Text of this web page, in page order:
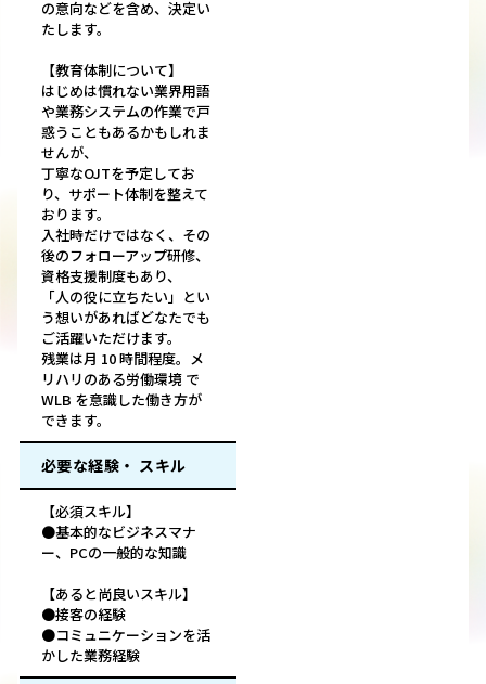
の意向などを含め、決定い
たします。
【教育体制について】
はじめは慣れない業界用語
や業務システムの作業で戸
惑うこともあるかもしれま
せんが、
丁寧なOJTを予定してお
り、サポート体制を整えて
おります。
入社時だけではなく、その
後のフォローアップ研修、
資格支援制度もあり、
「人の役に立ちたい」とい
う想いがあればどなたでも
ご活躍いただけます。
残業は月 10 時間程度。メ
リハリのある労働環境 で
WLB を意識した働き方が
できます。
必要な経験・ スキル
【必須スキル】
●基本的なビジネスマナ
ー、PCの一般的な知識
【あると尚良いスキル】
●接客の経験
●コミュニケーションを活
かした業務経験